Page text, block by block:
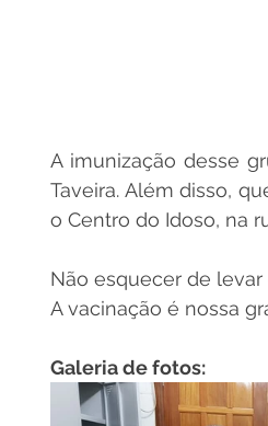
A imunização desse
Taveira. Além disso,
o Centro do Idoso, na
Não esquecer de
A vacinação é nossa
Galeria de fotos: